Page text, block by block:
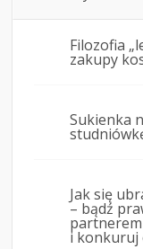
Filozofia
zakupy
Sukienka
Jak się
– bądź
i konkuruj